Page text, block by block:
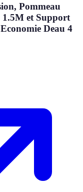
Pommeau
1.5M et Support
Deau 4